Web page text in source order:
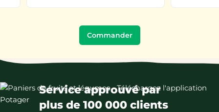
Commander
Service approuvé par
plus de 100 000 clients